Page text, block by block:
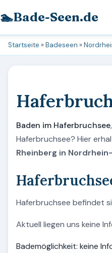
🏊Bade-Seen.de
Startseite »Badeseen »
Baden im Haferbruchsee
Haferbruchsee? Hier
Rheinberg in
Haferbruchsee befindet
Aktuell liegen uns keine
Bademöglichkeit: keine